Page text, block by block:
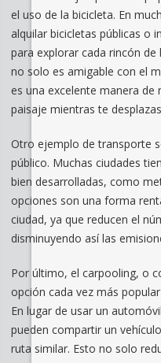
el uso de la bicicleta. En
alquilar bicicletas públicas o
para explorar cada rincón
no solo es amigable con el
es una excelente manera
paisaje mientras te
Otro ejemplo de transporte
público. Muchas ciudades
bien desarrolladas, como
opciones son una forma
ciudad, ya que reducen el
disminuyendo así las
Por último, el carpooling, o
opción cada vez más
En lugar de usar un
pueden compartir un
ruta similar. Esto no solo